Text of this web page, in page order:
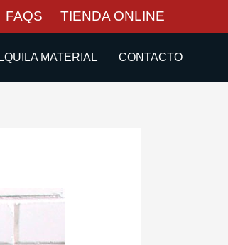
FAQS TIENDA ONLINE
MATERIAL CONTACTO